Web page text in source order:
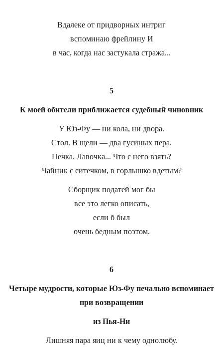
Вдалеке от придворных интриг
вспоминаю фрейлину И
в час, когда нас застукала стража...
5
К моей обители приближается судебный чиновник
У Юз-Фу — ни кола, ни двора.
Стол. В щели — два гусиных пера.
Печка. Лавочка... Что с него взять?
Чайник с ситечком, в горлышко вдетым?
Сборщик податей мог бы
все это легко описать,
если б был
очень бедным поэтом.
6
Четыре мудрости, которые Юз-Фу печально вспоминает
при возвращении
из Пья-Ни
Лишняя пара яиц ни к чему однолюбу.